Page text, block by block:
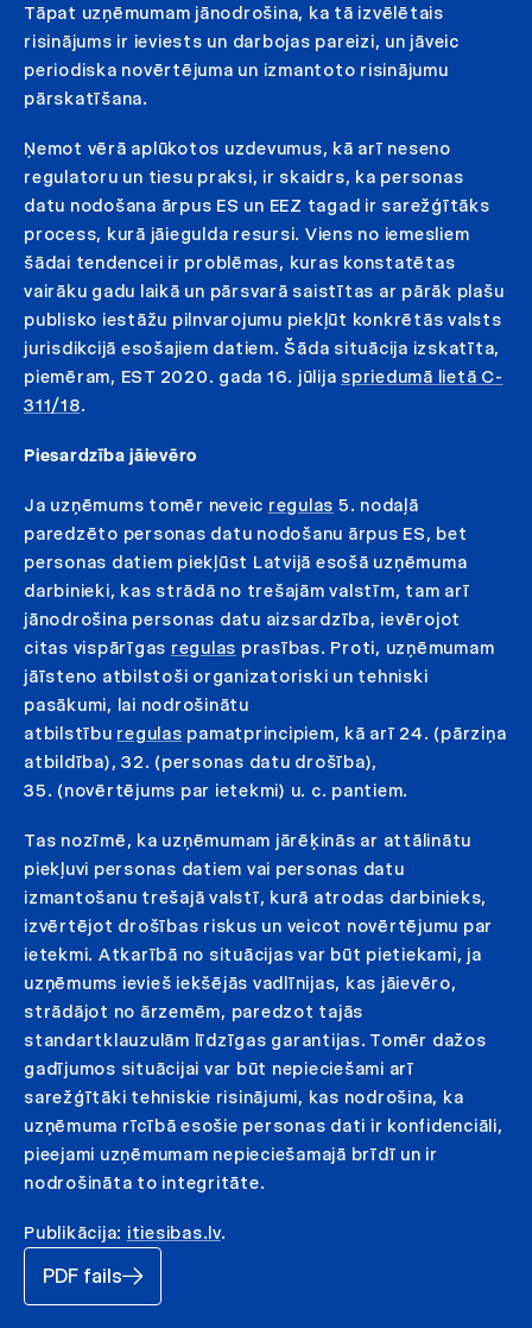
Tāpat uzņēmumam jānodrošina, ka tā izvēlētais
risinājums ir ieviests un darbojas pareizi, un jāveic
periodiska novērtējuma un izmantoto risinājumu
pārskatīšana.
Ņemot vērā aplūkotos uzdevumus, kā arī neseno
regulatoru un tiesu praksi, ir skaidrs, ka personas
datu nodošana ārpus ES un EEZ tagad ir sarežģītāks
process, kurā jāiegulda resursi. Viens no iemesliem
šādai tendencei ir problēmas, kuras konstatētas
vairāku gadu laikā un pārsvarā saistītas ar pārāk plašu
publisko iestāžu pilnvarojumu piekļūt konkrētās valsts
jurisdikcijā esošajiem datiem. Šāda situācija izskatīta,
piemēram, EST 2020. gada 16. jūlija spriedumā lietā C-
311/18.
Piesardzība jāievēro
Ja uzņēmums tomēr neveic regulas 5. nodaļā
paredzēto personas datu nodošanu ārpus ES, bet
personas datiem piekļūst Latvijā esošā uzņēmuma
darbinieki, kas strādā no trešajām valstīm, tam arī
jānodrošina personas datu aizsardzība, ievērojot
citas vispārīgas regulas prasības. Proti, uzņēmumam
jāīsteno atbilstoši organizatoriski un tehniski
pasākumi, lai nodrošinātu
atbilstību regulas pamatprincipiem, kā arī 24. (pārziņa
atbildība), 32. (personas datu drošība),
35. (novērtējums par ietekmi) u. c. pantiem.
Tas nozīmē, ka uzņēmumam jārēķinās ar attālinātu
piekļuvi personas datiem vai personas datu
izmantošanu trešajā valstī, kurā atrodas darbinieks,
izvērtējot drošības riskus un veicot novērtējumu par
ietekmi. Atkarībā no situācijas var būt pietiekami, ja
uzņēmums ievieš iekšējās vadlīnijas, kas jāievēro,
strādājot no ārzemēm, paredzot tajās
standartklauzulām līdzīgas garantijas. Tomēr dažos
gadījumos situācijai var būt nepieciešami arī
sarežģītāki tehniskie risinājumi, kas nodrošina, ka
uzņēmuma rīcībā esošie personas dati ir konfidenciāli,
pieejami uzņēmumam nepieciešamajā brīdī un ir
nodrošināta to integritāte.
Publikācija: itiesibas.lv.
PDF fails